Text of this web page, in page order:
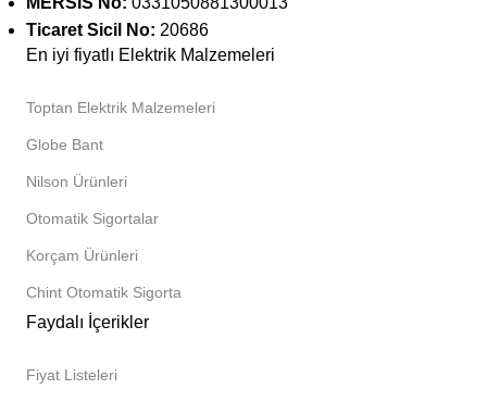
Ticaret Sicil No: 20686
En iyi fiyatlı Elektrik Malzemeleri
Toptan Elektrik Malzemeleri
Globe Bant
Nilson Ürünleri
Otomatik Sigortalar
Korçam Ürünleri
Chint Otomatik Sigorta
Faydalı İçerikler
Fiyat Listeleri